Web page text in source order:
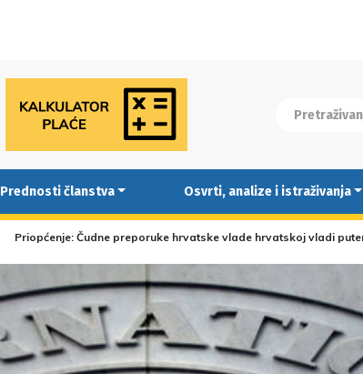
Prednosti članstva Osvrti, analize i istraživanja
Priopćenje: Čudne preporuke hrvatske vlade hrvatskoj vladi